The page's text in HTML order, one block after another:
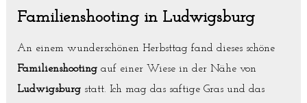
Familienshooting in Ludwigsburg
An einem wunderschönen Herbsttag fand dieses schöne
Familienshootingauf einer Wiese in der Nähe von
Ludwigsburgstatt. Ich mag das saftige Gras und das